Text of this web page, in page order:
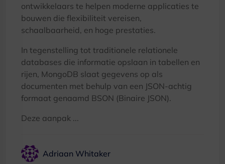
ontwikkelaars te helpen moderne applicaties te
bouwen die flexibiliteit vereisen,
schaalbaarheid, en hoge prestaties.
In tegenstelling tot traditionele relationele
databases die informatie opslaan in tabellen en
rijen, MongoDB slaat gegevens op als
documenten met behulp van een JSON-achtig
formaat genaamd BSON (Binaire JSON).
Deze aanpak ...
Adriaan Whitaker